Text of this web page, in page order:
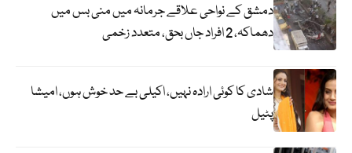
دمشق کے نواحی علاقے جرمانہ میں منی بس میں
دھماکہ، 2 افراد جاں بحق، متعدد زخمی
شادی کا کوئی ارادہ نہیں، اکیلی بے حد خوش ہوں، امیشا
پٹیل